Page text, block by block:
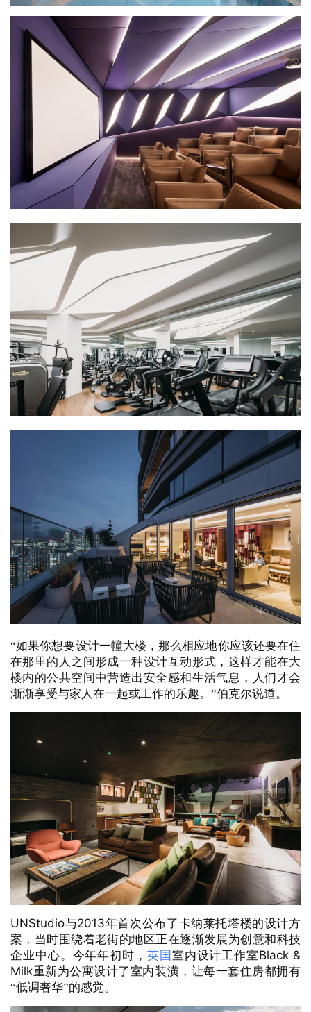
内
专
教
极
速
工
作
流
注册
“如果你想要设计一幢大楼，那么相应地你应该还要在住
在那里的人之间形成一种设计互动形式，这样才能在大
楼内的公共空间中营造出安全感和生活气息，人们才会
渐渐享受与家人在一起或工作的乐趣。”伯克尔说道。
UNStudio与2013年首次公布了卡纳莱托塔楼的设计方
案，当时围绕着老街的地区正在逐渐发展为创意和科技
企业中心。 今年年初时， 英国 室内设计工作室Black &
Milk重新为公寓设计了室内装潢，让每一套住房都拥有
“低调奢华”的感觉。